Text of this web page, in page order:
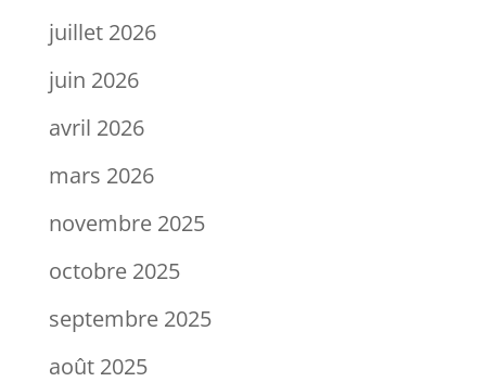
juillet 2026
juin 2026
avril 2026
mars 2026
novembre 2025
octobre 2025
septembre 2025
août 2025